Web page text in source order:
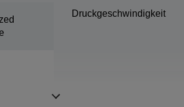
Druckgeschwindigkeit